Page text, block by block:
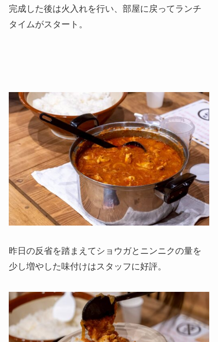
完成した後は火入れを行い、部屋に戻ってランチ
タイムがスタート。
昨日の反省を踏まえてショウガとニンニクの量を
少し増やした味付けはスタッフに好評。